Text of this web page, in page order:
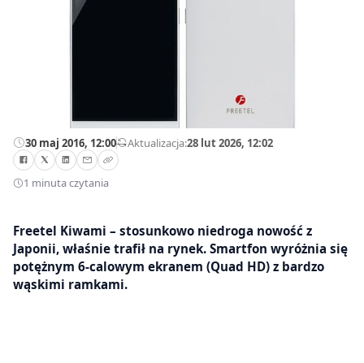
30 maj 2016, 12:00—Aktualizacja:28 lut 2026, 12:02
1 minuta czytania
Freetel Kiwami – stosunkowo niedroga nowość z
Japonii, właśnie trafił na rynek. Smartfon wyróżnia się
potężnym 6-calowym ekranem (Quad HD) z bardzo
wąskimi ramkami.